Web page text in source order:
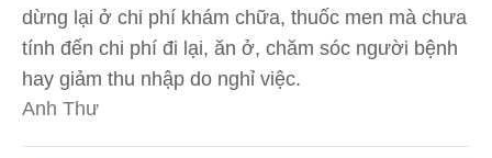
dừng lại ở chi phí khám chữa, thuốc men mà chưa
tính đến chi phí đi lại, ăn ở, chăm sóc người bệnh
hay giảm thu nhập do nghỉ việc.
Anh Thư